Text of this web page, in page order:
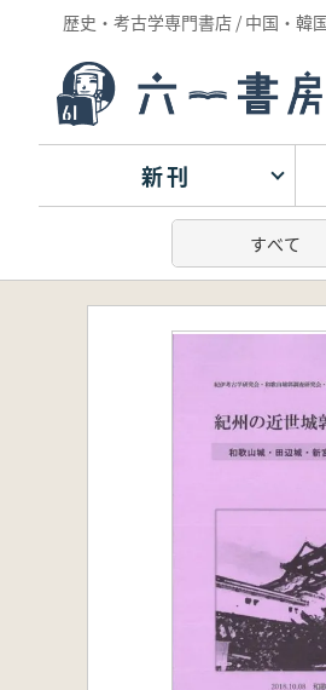
歴史・考古学専門書店 / 中国・韓
新刊